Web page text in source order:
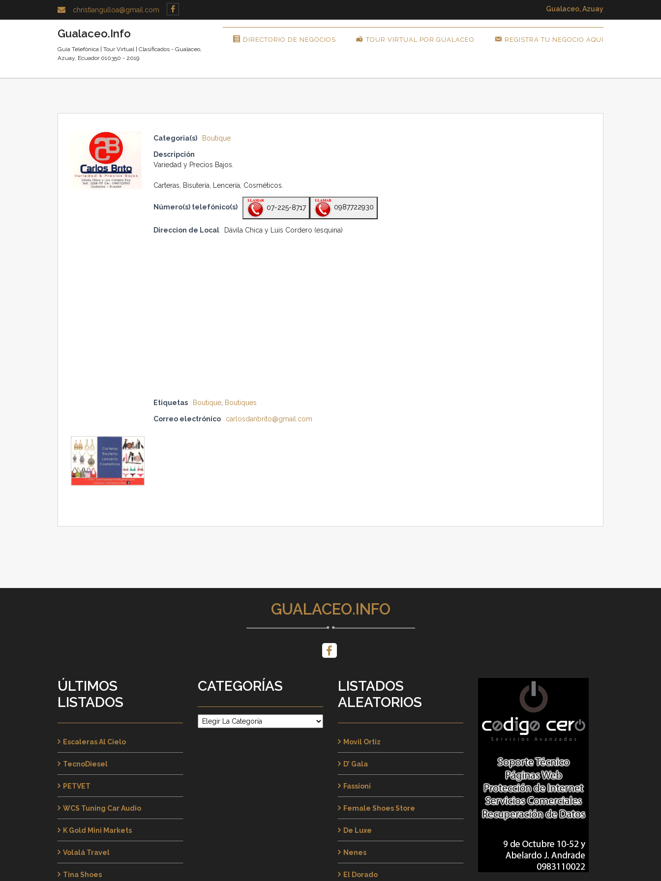
christiangulloa@gmail.com Gualaceo, Azuay
Gualaceo.Info
Guía Telefónica | Tour Virtual | Clasificados - Gualaceo,
Azuay, Ecuador 010350 - 2019
DIRECTORIO DE NEGOCIOS TOUR VIRTUAL POR GUALACEO REGISTRA TU NEGOCIO AQUI
Categoria(s) Boutique
Descripción
Variedad y Precios Bajos.
Carteras, Bisutería, Lencería, Cosméticos.
Número(s) telefónico(s) 07-225-8717 0987722930
Direccion de Local Dávila Chica y Luis Cordero (esquina)
Etiquetas Boutique Boutiques
Correo electrónico carlosdanbrito@gmail.com
GUALACEO.INFO
ÚLTIMOS
LISTADOS
Escaleras Al Cielo
TecnoDiesel
PETVET
WCS Tuning Car Audio
K Gold Mini Markets
Volalá Travel
Tina Shoes
CATEGORÍAS
Categorías
LISTADOS
ALEATORIOS
Movil Ortiz
D’ Gala
Fassioni
Female Shoes Store
De Luxe
Nenes
El Dorado